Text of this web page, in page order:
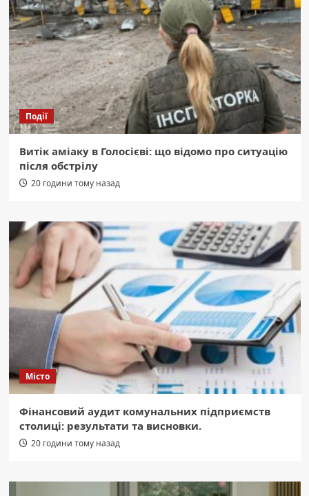
Події
Витік аміаку в Голосієві: що відомо про ситуацію
після обстрілу
20 години тому назад
Місто
Фінансовий аудит комунальних підприємств
столиці: результати та висновки.
20 години тому назад